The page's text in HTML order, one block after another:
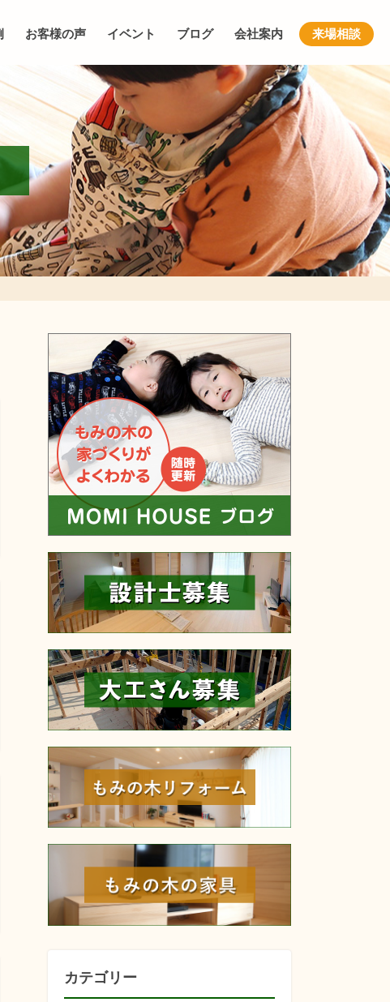
お客様の声 イベント ブログ 会社案内 来場相談
カテゴリー